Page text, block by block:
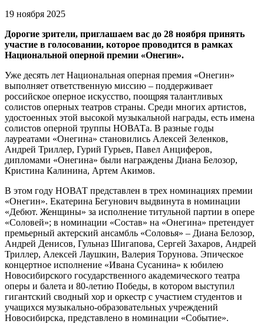
19 ноября 2025
Дорогие зрители, приглашаем вас до 28 ноября принять
участие в голосовании, которое проводится в рамках
Национальной оперной премии «Онегин».
Уже десять лет Национальная оперная премия «Онегин»
выполняет ответственную миссию ‒ поддерживает
российское оперное искусство, поощряя талантливых
солистов оперных театров страны. Среди многих артистов,
удостоенных этой высокой музыкальной награды, есть имена
солистов оперной труппы НОВАТа. В разные годы
лауреатами «Онегина» становились Алексей Зеленков,
Андрей Триллер, Гурий Гурьев, Павел Анциферов,
дипломами «Онегина» были награждены Диана Белозор,
Кристина Калинина, Артем Акимов.
В этом году НОВАТ представлен в трех номинациях премии
«Онегин». Екатерина Бегунович выдвинута в номинации
«Дебют. Женщины» за исполнение титульной партии в опере
«Соловей»; в номинации «Состав» на «Онегина» претендует
премьерный актерский ансамбль «Соловья» ‒ Диана Белозор,
Андрей Денисов, Гульназ Шигапова, Сергей Захаров, Андрей
Триллер, Алексей Лаушкин, Валерия Торунова. Эпическое
концертное исполнение «Ивана Сусанина» к юбилею
Новосибирского государственного академического театра
оперы и балета и 80-летию Победы, в котором выступил
гигантский сводный хор и оркестр с участием студентов и
учащихся музыкально-образовательных учреждений
Новосибирска, представлено в номинации «Событие».